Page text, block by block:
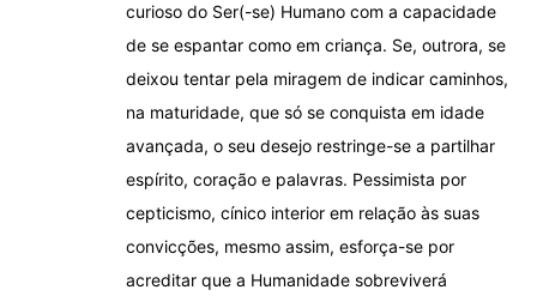
curioso do Ser(-se) Humano com a capacidade
de se espantar como em criança. Se, outrora, se
deixou tentar pela miragem de indicar caminhos,
na maturidade, que só se conquista em idade
avançada, o seu desejo restringe-se a partilhar
espírito, coração e palavras. Pessimista por
cepticismo, cínico interior em relação às suas
convicções, mesmo assim, esforça-se por
acreditar que a Humanidade sobreviverá